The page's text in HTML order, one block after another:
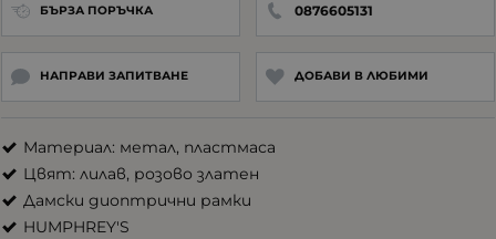
БЪРЗА ПОРЪЧКА 0876605131
НАПРАВИ ЗАПИТВАНЕ ДОБАВИ В ЛЮБИМИ
Материал: метал, пластмаса
Цвят: лилав, розово златен
Дамски диоптрични рамки
HUMPHREY'S